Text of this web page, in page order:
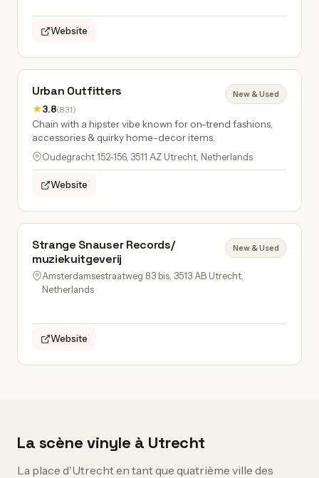
Website
Urban Outfitters
★3.8(831)
New & Used
Chain with a hipster vibe known for on-trend fashions,
accessories & quirky home-decor items.
Oudegracht 152-156, 3511 AZ Utrecht, Netherlands
Website
Strange Snauser Records/
muziekuitgeverij
New & Used
Amsterdamsestraatweg 83 bis, 3513 AB Utrecht,
Netherlands
Website
La scène vinyle à Utrecht
La place d'Utrecht en tant que quatrième ville des